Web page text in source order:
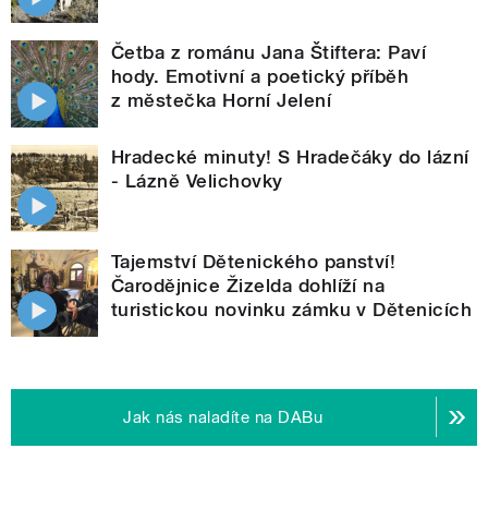
Četba z románu Jana Štiftera: Paví
hody. Emotivní a poetický příběh
z městečka Horní Jelení
Hradecké minuty! S Hradečáky do lázní
- Lázně Velichovky
Tajemství Dětenického panství!
Čarodějnice Žizelda dohlíží na
turistickou novinku zámku v Dětenicích
Jak nás naladíte na DABu